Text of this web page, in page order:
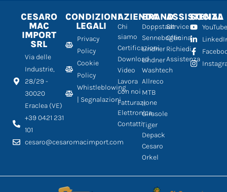
CESARO
MAC
IMPORT
SRL
Via delle
Industrie,
28/29 -
30020
Eraclea (VE)
+39 0421 231
101
cesaro@cesaromacimport.com
CONDIZIONI
LEGALI
Privacy
Policy
Cookie
Policy
Whistleblowing
| Segnalazioni
AZIENDA
Chi
siamo
Certificazioni
Download
Video
Lavora
con noi
Fatturazione
Elettronica
Contatti
BRAND
Doppstadt
Sennebogen
Lindner
Lindner
Washtech
Allreco
MTB
Il
Girasole
Tiger
Depack
Cesaro
Orkel
ASSISTENZA
Service
Officina
Richiedi
Assistenza
SOCIAL